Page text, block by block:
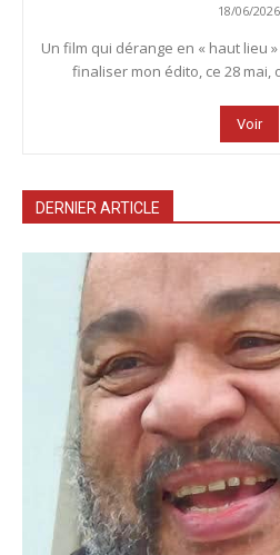
18/06/2026
Un film qui dérange en « haut lieu
finaliser mon édito, ce 28 mai,
Voir
DERNIER ARTICLE